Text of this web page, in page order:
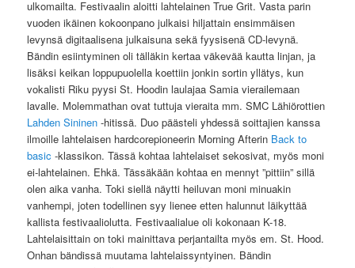
ulkomailta. Festivaalin aloitti lahtelainen True Grit. Vasta parin
vuoden ikäinen kokoonpano julkaisi hiljattain ensimmäisen
levynsä digitaalisena julkaisuna sekä fyysisenä CD-levynä.
Bändin esiintyminen oli tälläkin kertaa väkevää kautta linjan, ja
lisäksi keikan loppupuolella koettiin jonkin sortin yllätys, kun
vokalisti Riku pyysi St. Hoodin laulajaa Samia vierailemaan
lavalle. Molemmathan ovat tuttuja vieraita mm. SMC Lähiörottien
Lahden Sininen -hitissä. Duo päästeli yhdessä soittajien kanssa
ilmoille lahtelaisen hardcorepioneerin Morning Afterin Back to
basic -klassikon. Tässä kohtaa lahtelaiset sekosivat, myös moni
ei-lahtelainen. Ehkä. Tässäkään kohtaa en mennyt ”pittiin” sillä
olen aika vanha. Toki siellä näytti heiluvan moni minuakin
vanhempi, joten todellinen syy lienee etten halunnut läikyttää
kallista festivaaliolutta. Festivaalialue oli kokonaan K-18.
Lahtelaisittain on toki mainittava perjantailta myös em. St. Hood.
Onhan bändissä muutama lahtelaissyntyinen. Bändin